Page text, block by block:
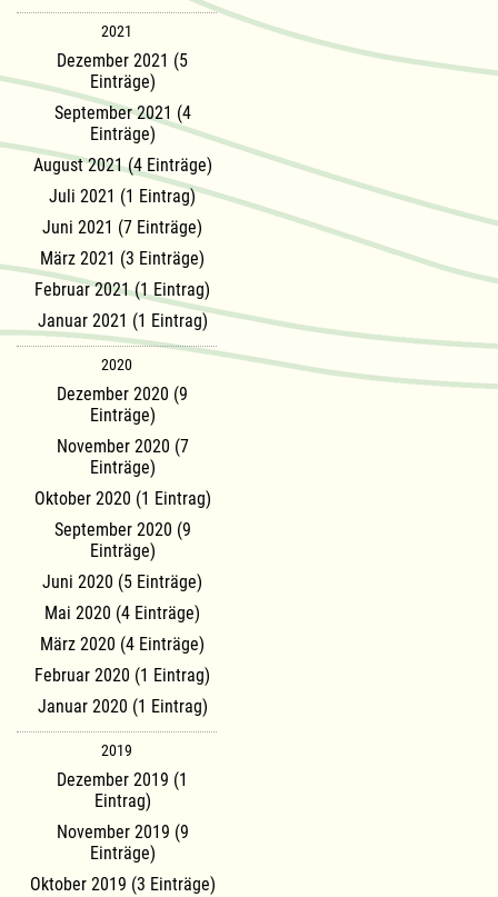
2021
Dezember 2021 (5
Einträge)
September 2021 (4
Einträge)
August 2021 (4 Einträge)
Juli 2021 (1 Eintrag)
Juni 2021 (7 Einträge)
März 2021 (3 Einträge)
Februar 2021 (1 Eintrag)
Januar 2021 (1 Eintrag)
2020
Dezember 2020 (9
Einträge)
November 2020 (7
Einträge)
Oktober 2020 (1 Eintrag)
September 2020 (9
Einträge)
Juni 2020 (5 Einträge)
Mai 2020 (4 Einträge)
März 2020 (4 Einträge)
Februar 2020 (1 Eintrag)
Januar 2020 (1 Eintrag)
2019
Dezember 2019 (1
Eintrag)
November 2019 (9
Einträge)
Oktober 2019 (3 Einträge)